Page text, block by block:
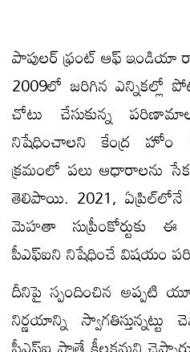
పాపులర్‌ ఫ్రంట్‌ ఆఫ్‌ ఇండియా
2009లో జరిగిన ఎన్నికల్లో
చోటు చేసుకున్న
నిషేధించాలని కేంద్ర
క్రమంలో పలు ఆధారాలను
తెలిపాయి. 2021,
మెహతా సుప్రీంకోర్టుకు
పీఎఫ్‌ఐని నిషేధించే విషయం
దీనిపై స్పందించిన అప్పటి
నిర్ణయాన్ని